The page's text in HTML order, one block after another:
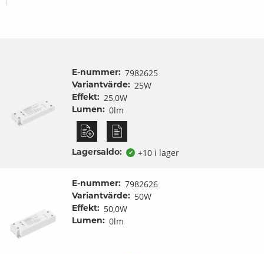
E-nummer: 7982625
Variantvärde: 25W
Effekt: 25,0W
Lumen: 0lm
Lagersaldo: ✔ +10 i lager
E-nummer: 7982626
Variantvärde: 50W
Effekt: 50,0W
Lumen: 0lm